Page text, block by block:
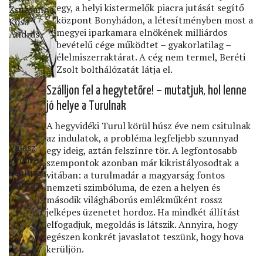
Zsuzsanna,
Kósa
András
egy, a helyi kistermelők piacra jutását segítő
központ Bonyhádon, a létesítményben most a
megyei iparkamara elnökének milliárdos
bevételű cége működtet – gyakorlatilag –
élelmiszerraktárat. A cég nem termel, Beréti
Zsolt bolthálózatát látja el.
Válasz
Online •
Zsuppán
András
Szálljon fel a hegytetőre! – mutatjuk, hol lenne
jó helye a Turulnak
A hegyvidéki Turul körül húsz éve nem csitulnak
az indulatok, a probléma legfeljebb szunnyad
egy ideig, aztán felszínre tör. A legfontosabb
szempontok azonban már kikristályosodtak a
vitában: a turulmadár a magyarság fontos
nemzeti szimbóluma, de ezen a helyen és
második világháborús emlékműként rossz
jelképes üzenetet hordoz. Ha mindkét állítást
elfogadjuk, megoldás is látszik. Annyira, hogy
egészen konkrét javaslatot teszünk, hogy hova
kerüljön.